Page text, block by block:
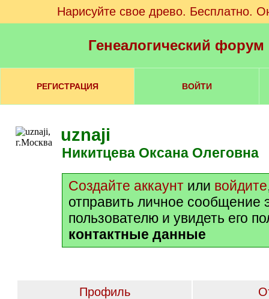
Нарисуйте свое древо. Бесплатно.
Генеалогический
РЕГИСТРАЦИЯ ВОЙТИ
uznaji
Никитцева Оксана Олеговна
Создайте аккаунт или войдите
отправить личное сообщение
пользователю и увидеть его
контактные данные
Профиль